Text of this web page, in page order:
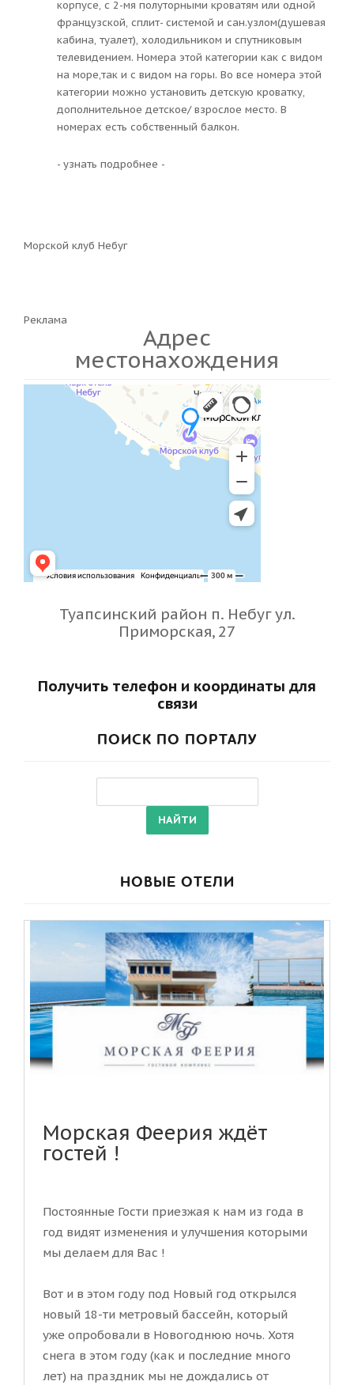
корпусе, с 2-мя полуторными кроватям или одной
французской, сплит- системой и сан.узлом(душевая
кабина, туалет), холодильником и спутниковым
телевидением. Номера этой категории как с видом
на море,так и с видом на горы. Во все номера этой
категории можно установить детскую кроватку,
дополнительное детское/ взрослое место. В
номерах есть собственный балкон.
- узнать подробнее -
Морской клуб Небуг
Реклама
Адрес
местонахождения
Туапсинский район п. Небуг ул.
Приморская, 27
Получить телефон и координаты для
связи
ПОИСК ПО ПОРТАЛУ
НОВЫЕ ОТЕЛИ
Морская Феерия ждёт
гостей !
Постоянные Гости приезжая к нам из года в
год видят изменения и улучшения которыми
мы делаем для Вас !
Вот и в этом году под Новый год открылся
новый 18-ти метровый бассейн, который
уже опробовали в Новогоднюю ночь. Хотя
снега в этом году (как и последние много
лет) на праздник мы не дождались от